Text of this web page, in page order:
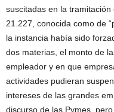
suscitadas en la
21.227, conocida como de
la instancia había sido
dos materias, el monto de
empleador y en que
actividades pudieran
intereses de las grandes
discurso de las Pymes,